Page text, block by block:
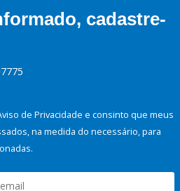
cadastre-
de Privacidade e consinto que meus
na medida do necessário, para